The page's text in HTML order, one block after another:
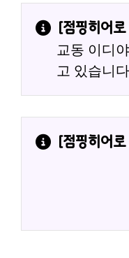
[점핑히어로
교동 이디
고 있습니
[점핑히어로